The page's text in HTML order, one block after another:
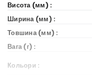
Висота (мм) :
Ширина (мм) :
Товшина (мм) :
Вага (г) :
Кольори :